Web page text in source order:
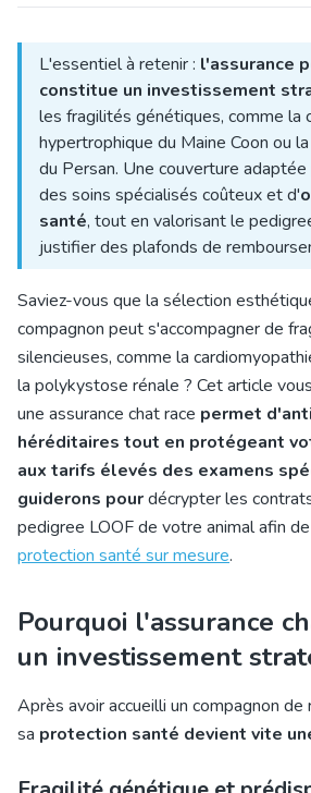
L'essentiel à retenir : l'assurance
constitue un investissement
les fragilités génétiques, comme la
hypertrophique du Maine Coon ou
du Persan. Une couverture
des soins spécialisés coûteux et d'
santé, tout en valorisant le
justifier des plafonds de
Saviez-vous que la sélection
compagnon peut s'accompagner de
silencieuses, comme la
la polykystose rénale ? Cet article
une assurance chat race permet
héréditaires tout en protégeant
aux tarifs élevés des examens
guiderons pourdécrypter les
pedigree LOOF de votre animal afin
protection santé sur mesure.
Pourquoi l'assurance
un investissement
Après avoir accueilli un compagnon de
sa protection santé devient vite